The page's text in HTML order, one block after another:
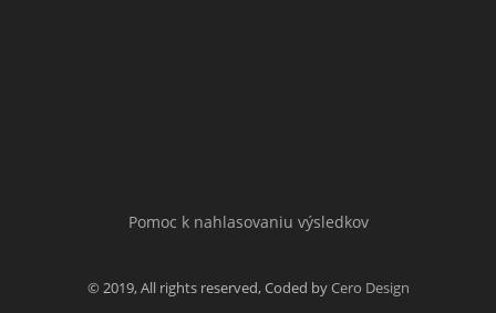
Pomoc k nahlasovaniu výsledkov
© 2019, All rights reserved, Coded byCero Design